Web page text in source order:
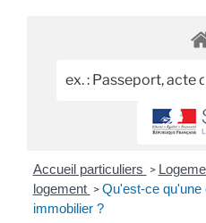
Accueil particuliers >
logement > Qu'est-ce qu'une
immobilier ?